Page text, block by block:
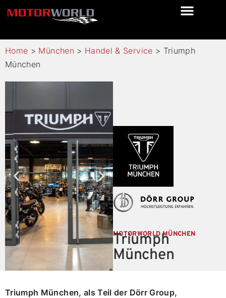
Home > München > Handel & Service > Triumph
München
MOTORWORLD MÜNCHEN
Triumph
München
Triumph München, als Teil der Dörr Group,